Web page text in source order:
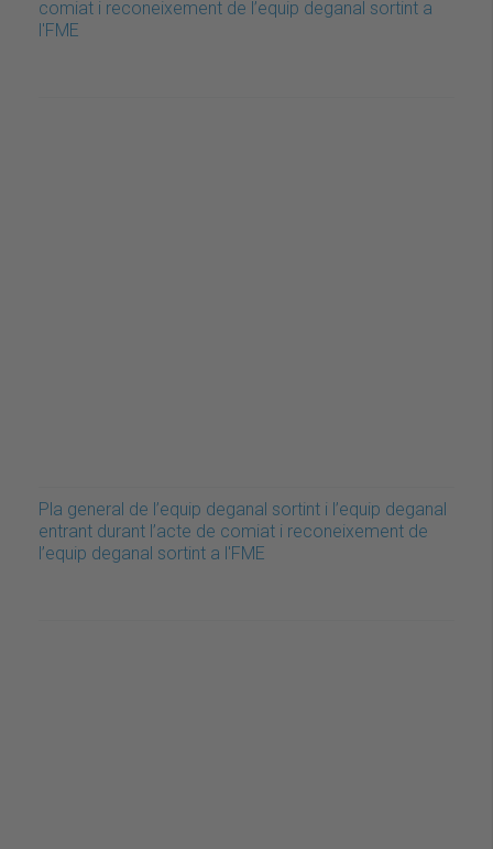
comiat i reconeixement de l’equip deganal sortint a
l'FME
Pla general de l’equip deganal sortint i l’equip deganal
entrant durant l’acte de comiat i reconeixement de
l’equip deganal sortint a l'FME